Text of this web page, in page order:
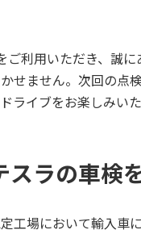
ご利用いただき、誠
せません。次回の点
ライブをお楽しみいた
スラの車検
工場において輸入車